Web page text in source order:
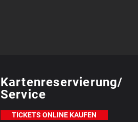
Kartenreservierung/
Service
TICKETS ONLINE KAUFEN